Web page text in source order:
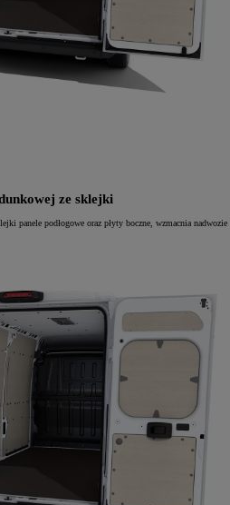
ze sklejki
panele podłogowe oraz płyty boczne, wzmacnia nadwozie